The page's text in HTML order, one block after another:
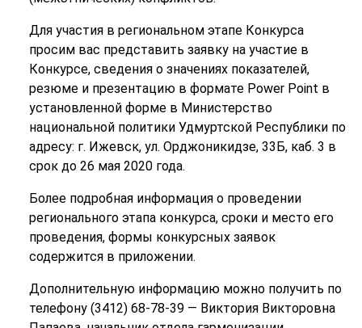
Для участия в региональном этапе Конкурса
просим вас представить заявку на участие в
Конкурсе, сведения о значениях показателей,
резюме и презентацию в формате Power Point в
установленной форме в Министерство
национальной политики Удмуртской Республики по
адресу: г. Ижевск, ул. Орджоникидзе, 33Б, каб. 3 в
срок до 26 мая 2020 года.
Более подробная информация о проведении
регионального этапа конкурса, сроки и место его
проведения, формы конкурсных заявок
содержится в приложении.
Дополнительную информацию можно получить по
телефону (3412) 68-78-39 — Виктория Викторовна